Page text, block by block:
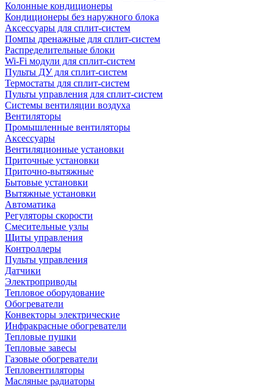
Колонные кондиционеры
Кондиционеры без наружного блока
Аксессуары для сплит-систем
Помпы дренажные для сплит-систем
Распределительные блоки
Wi-Fi модули для сплит-систем
Пульты ДУ для сплит-систем
Термостаты для сплит-систем
Пульты управления для сплит-систем
Системы вентиляции воздуха
Вентиляторы
Промышленные вентиляторы
Аксессуары
Вентиляционные установки
Приточные установки
Приточно-вытяжные
Бытовые установки
Вытяжные установки
Автоматика
Регуляторы скорости
Смесительные узлы
Щиты управления
Контроллеры
Пульты управления
Датчики
Электроприводы
Тепловое оборудование
Обогреватели
Конвекторы электрические
Инфракрасные обогреватели
Тепловые пушки
Тепловые завесы
Газовые обогреватели
Тепловентиляторы
Масляные радиаторы